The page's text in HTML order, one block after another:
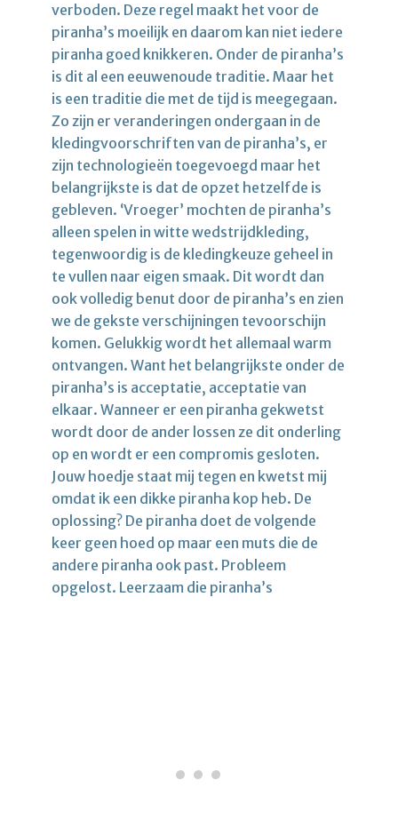
verboden. Deze regel maakt het voor de
piranha’s moeilijk en daarom kan niet iedere
piranha goed knikkeren. Onder de piranha’s
is dit al een eeuwenoude traditie. Maar het
is een traditie die met de tijd is meegegaan.
Zo zijn er veranderingen ondergaan in de
kledingvoorschriften van de piranha’s, er
zijn technologieën toegevoegd maar het
belangrijkste is dat de opzet hetzelfde is
gebleven. ‘Vroeger’ mochten de piranha’s
alleen spelen in witte wedstrijdkleding,
tegenwoordig is de kledingkeuze geheel in
te vullen naar eigen smaak. Dit wordt dan
ook volledig benut door de piranha’s en zien
we de gekste verschijningen tevoorschijn
komen. Gelukkig wordt het allemaal warm
ontvangen. Want het belangrijkste onder de
piranha’s is acceptatie, acceptatie van
elkaar. Wanneer er een piranha gekwetst
wordt door de ander lossen ze dit onderling
op en wordt er een compromis gesloten.
Jouw hoedje staat mij tegen en kwetst mij
omdat ik een dikke piranha kop heb. De
oplossing? De piranha doet de volgende
keer geen hoed op maar een muts die de
andere piranha ook past. Probleem
opgelost. Leerzaam die piranha’s